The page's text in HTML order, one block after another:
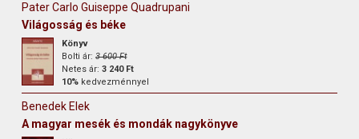
Pater Carlo Guiseppe Quadrupani
Világosság és béke
Könyv
Bolti ár:3 600 Ft
Netes ár:3 240 Ft
10% kedvezménnyel
Benedek Elek
A magyar mesék és mondák nagykönyve